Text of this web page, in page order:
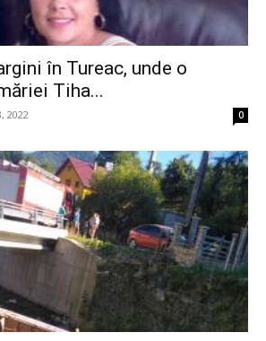
în Tureac, unde o
Tiha...
2022 0